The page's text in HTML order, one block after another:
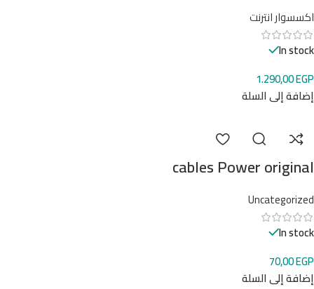
اكسسوار انترنت
In stock
1.290,00EGP
إضافة إلى السلة
cables Power original
Uncategorized
In stock
70,00EGP
إضافة إلى السلة